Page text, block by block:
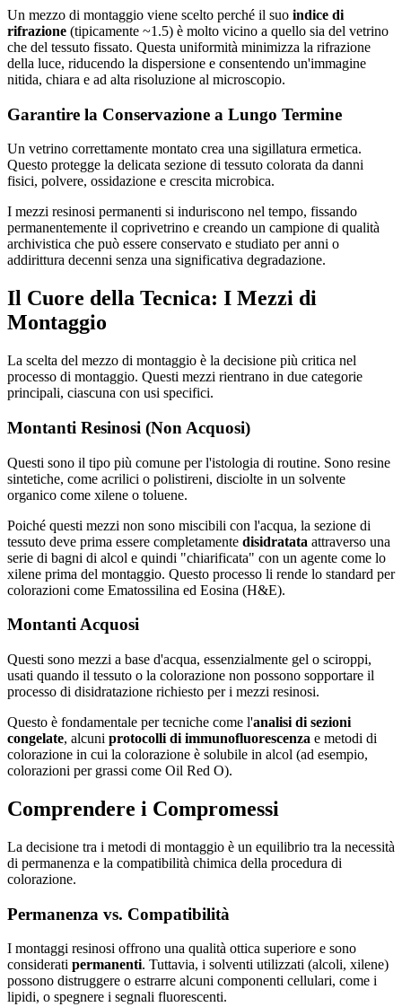
Un mezzo di montaggio viene scelto perché il suo indice di
rifrazione (tipicamente ~1.5) è molto vicino a quello sia del vetrino
che del tessuto fissato. Questa uniformità minimizza la rifrazione
della luce, riducendo la dispersione e consentendo un'immagine
nitida, chiara e ad alta risoluzione al microscopio.
Garantire la Conservazione a Lungo Termine
Un vetrino correttamente montato crea una sigillatura ermetica.
Questo protegge la delicata sezione di tessuto colorata da danni
fisici, polvere, ossidazione e crescita microbica.
I mezzi resinosi permanenti si induriscono nel tempo, fissando
permanentemente il coprivetrino e creando un campione di qualità
archivistica che può essere conservato e studiato per anni o
addirittura decenni senza una significativa degradazione.
Il Cuore della Tecnica: I Mezzi di
Montaggio
La scelta del mezzo di montaggio è la decisione più critica nel
processo di montaggio. Questi mezzi rientrano in due categorie
principali, ciascuna con usi specifici.
Montanti Resinosi (Non Acquosi)
Questi sono il tipo più comune per l'istologia di routine. Sono resine
sintetiche, come acrilici o polistireni, disciolte in un solvente
organico come xilene o toluene.
Poiché questi mezzi non sono miscibili con l'acqua, la sezione di
tessuto deve prima essere completamente disidratata attraverso una
serie di bagni di alcol e quindi "chiarificata" con un agente come lo
xilene prima del montaggio. Questo processo li rende lo standard per
colorazioni come Ematossilina ed Eosina (H&E).
Montanti Acquosi
Questi sono mezzi a base d'acqua, essenzialmente gel o sciroppi,
usati quando il tessuto o la colorazione non possono sopportare il
processo di disidratazione richiesto per i mezzi resinosi.
Questo è fondamentale per tecniche come l'analisi di sezioni
congelate, alcuni protocolli di immunofluorescenza e metodi di
colorazione in cui la colorazione è solubile in alcol (ad esempio,
colorazioni per grassi come Oil Red O).
Comprendere i Compromessi
La decisione tra i metodi di montaggio è un equilibrio tra la necessità
di permanenza e la compatibilità chimica della procedura di
colorazione.
Permanenza vs. Compatibilità
I montaggi resinosi offrono una qualità ottica superiore e sono
considerati permanenti. Tuttavia, i solventi utilizzati (alcoli, xilene)
possono distruggere o estrarre alcuni componenti cellulari, come i
lipidi, o spegnere i segnali fluorescenti.